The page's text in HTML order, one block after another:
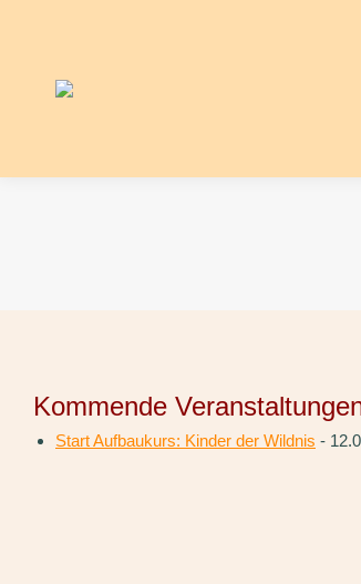
Kommende
Start Aufbaukurs: Kinder der Wildnis -